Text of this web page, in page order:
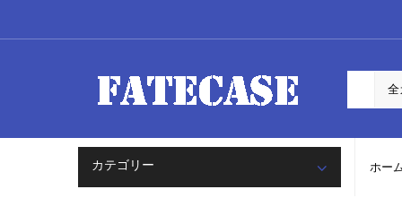
カテゴリー ホー